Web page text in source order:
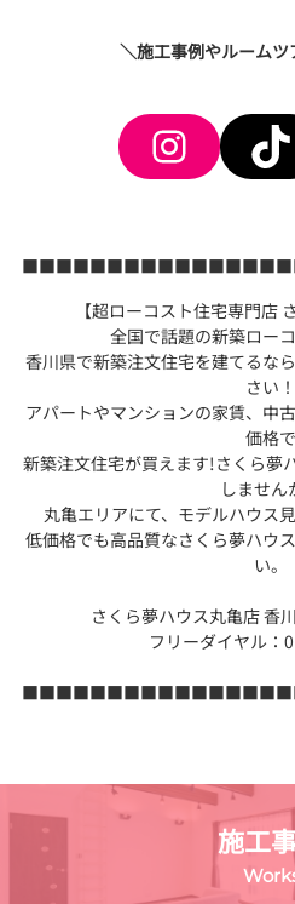
＼施工事例やルームツ
【超ローコスト住宅専門店
全国で話題の新築ロー
香川県で新築注文住宅を建てるな
さい！
アパートやマンションの家賃、中
価格で
新築注文住宅が買えます!さくら夢
しません
丸亀エリアにて、モデルハウス
低価格でも高品質なさくら夢ハウ
い。
さくら夢ハウス丸亀店 香
フリーダイヤル：
施工